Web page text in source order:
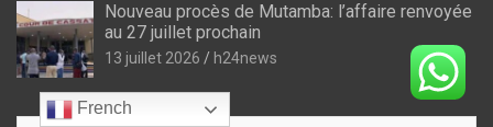
Nouveau procès de Mutamba: l’affaire renvoyée
au 27 juillet prochain
13 juillet 2026 h24news
French